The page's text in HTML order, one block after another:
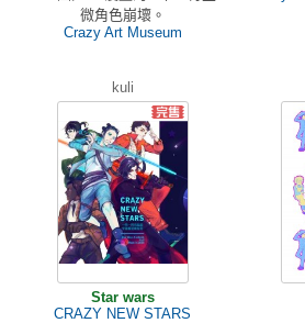
微角色崩壞。
Crazy Art Museum
kuli
Star wars
CRAZY NEW STARS